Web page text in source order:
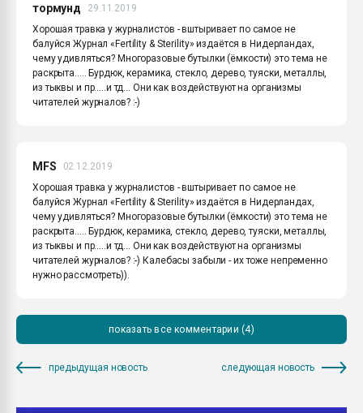
тормунд
29.11.2019
Хорошая травка у журналистов - вштыривает по самое не
балуйся Журнал «Fertility & Sterility» издаётся в Нидерландах,
чему удивляться? Многоразовые бутылки (ёмкости) это тема не
раскрыта..... Бурдюк, керамика, стекло, дерево, туяски, металлы,
из тыквы и пр.....и тд... Они как воздействуют на организмы
читателей журналов? :-)
MFS
02.12.2019
Хорошая травка у журналистов - вштыривает по самое не
балуйся Журнал «Fertility & Sterility» издаётся в Нидерландах,
чему удивляться? Многоразовые бутылки (ёмкости) это тема не
раскрыта..... Бурдюк, керамика, стекло, дерево, туяски, металлы,
из тыквы и пр.....и тд... Они как воздействуют на организмы
читателей журналов? :-) Калебасы забыли - их тоже непременно
нужно рассмотреть)).
показать все комментарии (4)
предыдущая новость следующая новость